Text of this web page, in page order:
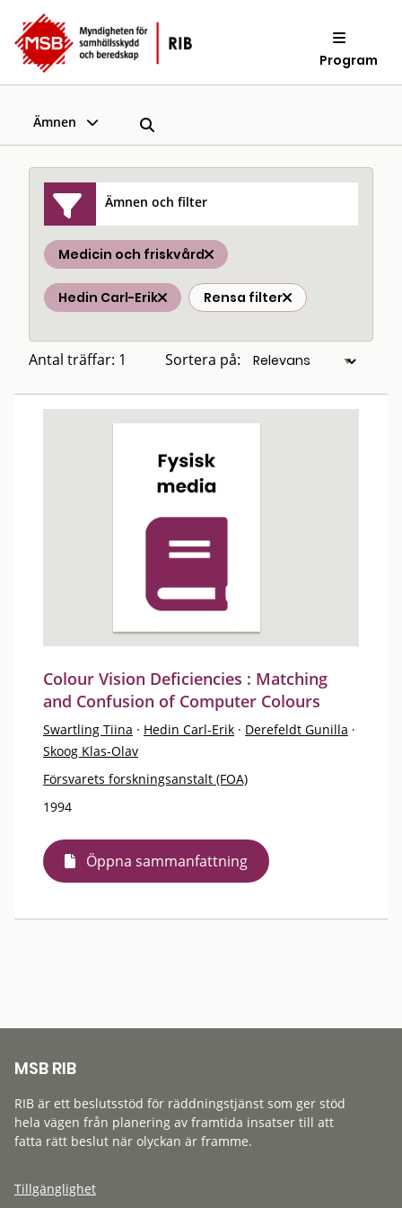
Program
Ämnen
Ämnen och filter
Medicin och friskvård
Hedin Carl-Erik Rensa filter
Antal träffar: 1 Sortera på:
Colour Vision Deficiencies : Matching
and Confusion of Computer Colours
Swartling Tiina · Hedin Carl-Erik · Derefeldt Gunilla ·
Skoog Klas-Olav
Försvarets forskningsanstalt (FOA)
1994
Öppna sammanfattning
MSB RIB
RIB är ett beslutsstöd för räddningstjänst som ger stöd
hela vägen från planering av framtida insatser till att
fatta rätt beslut när olyckan är framme.
Tillgänglighet